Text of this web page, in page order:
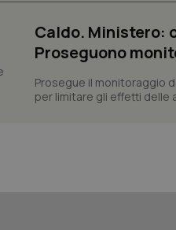
Caldo. Ministero:
Proseguono
Prosegue il monitoraggio
per limitare gli effetti delle
tracking-enable